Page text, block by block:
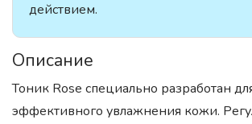
действием.
Описание
Тоник Rose специально разработан
эффективного увлажнения кожи.